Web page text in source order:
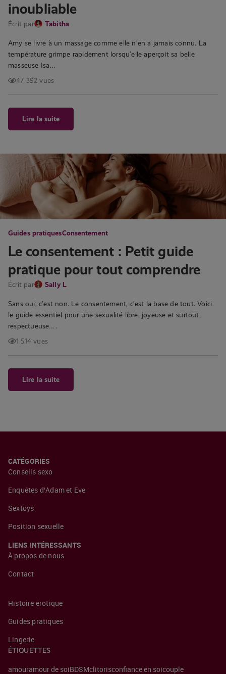
inoubliable
Écrit par Tabitha
Amy se livre à un massage comme elle n’en a jamais connu. La
température grimpe rapidement lorsqu’elle aperçoit sa belle
masseuse Isa…
47 392 vues
Lire la suite
Guides pratiquesConsentement
Le consentement : Petit guide
pratique pour tout comprendre
Écrit par Sally L
Sans oui, c’est non. Le consentement, c’est la base de tout. Voici
le guide essentiel pour une sexualité libre, joyeuse et surtout,
respectueuse….
1 514 vues
Lire la suite
CATÉGORIES
Conseils sexo
Enquêtes d’Adam et Eve
Sextoys
Position sexuelle
LIENS INTÉRESSANTS
À propos de nous
Contact
Histoire érotique
Guides pratiques
Lingerie
ÉTIQUETTES
amouramour de soiBDSMclitorisconfiance en soicouple